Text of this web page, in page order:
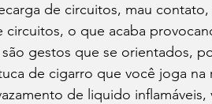
de circuitos, mau
o que acaba
gestos que se orientados,
de cigarro que você joga na
de liquido inflamáveis,